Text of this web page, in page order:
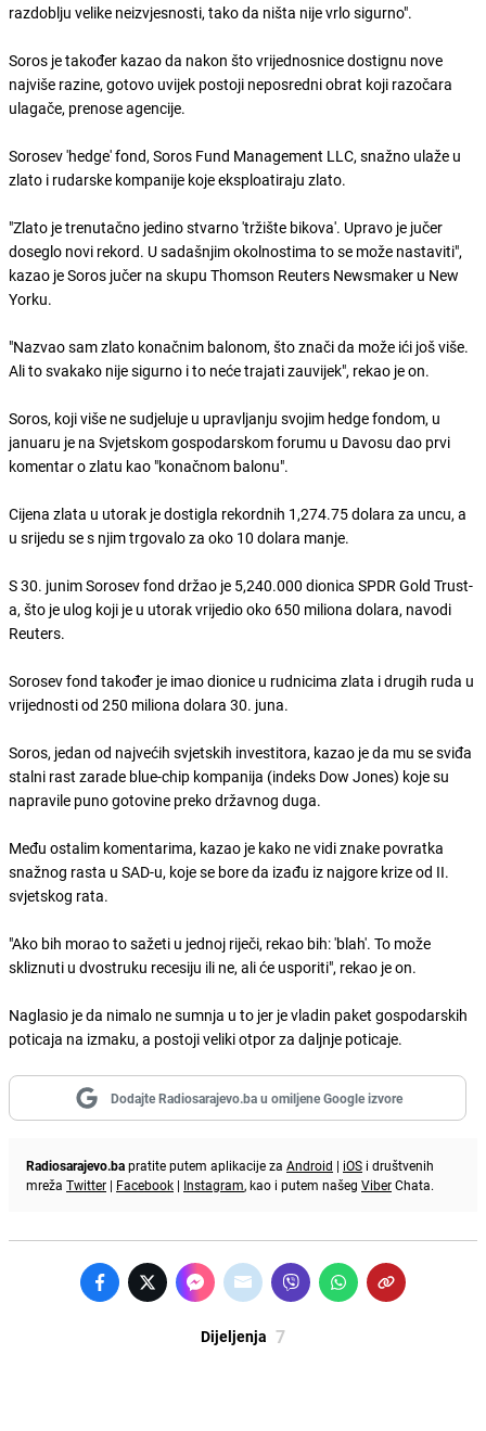
razdoblju velike neizvjesnosti, tako da ništa nije vrlo sigurno".
Soros je također kazao da nakon što vrijednosnice dostignu nove
najviše razine, gotovo uvijek postoji neposredni obrat koji razočara
ulagače, prenose agencije.
Sorosev 'hedge' fond, Soros Fund Management LLC, snažno ulaže u
zlato i rudarske kompanije koje eksploatiraju zlato.
"Zlato je trenutačno jedino stvarno 'tržište bikova'. Upravo je jučer
doseglo novi rekord. U sadašnjim okolnostima to se može nastaviti",
kazao je Soros jučer na skupu Thomson Reuters Newsmaker u New
Yorku.
"Nazvao sam zlato konačnim balonom, što znači da može ići još više.
Ali to svakako nije sigurno i to neće trajati zauvijek", rekao je on.
Soros, koji više ne sudjeluje u upravljanju svojim hedge fondom, u
januaru je na Svjetskom gospodarskom forumu u Davosu dao prvi
komentar o zlatu kao "konačnom balonu".
Cijena zlata u utorak je dostigla rekordnih 1,274.75 dolara za uncu, a
u srijedu se s njim trgovalo za oko 10 dolara manje.
S 30. junim Sorosev fond držao je 5,240.000 dionica SPDR Gold Trust-
a, što je ulog koji je u utorak vrijedio oko 650 miliona dolara, navodi
Reuters.
Sorosev fond također je imao dionice u rudnicima zlata i drugih ruda u
vrijednosti od 250 miliona dolara 30. juna.
Soros, jedan od najvećih svjetskih investitora, kazao je da mu se sviđa
stalni rast zarade blue-chip kompanija (indeks Dow Jones) koje su
napravile puno gotovine preko državnog duga.
Među ostalim komentarima, kazao je kako ne vidi znake povratka
snažnog rasta u SAD-u, koje se bore da izađu iz najgore krize od II.
svjetskog rata.
"Ako bih morao to sažeti u jednoj riječi, rekao bih: 'blah'. To može
skliznuti u dvostruku recesiju ili ne, ali će usporiti", rekao je on.
Naglasio je da nimalo ne sumnja u to jer je vladin paket gospodarskih
poticaja na izmaku, a postoji veliki otpor za daljnje poticaje.
Dodajte Radiosarajevo.ba u omiljene Google izvore
Radiosarajevo.bapratite putem aplikacije za Android | iOS i društvenih
mreža Twitter | Facebook | Instagram, kao i putem našeg ViberChata.
Dijeljenja 7